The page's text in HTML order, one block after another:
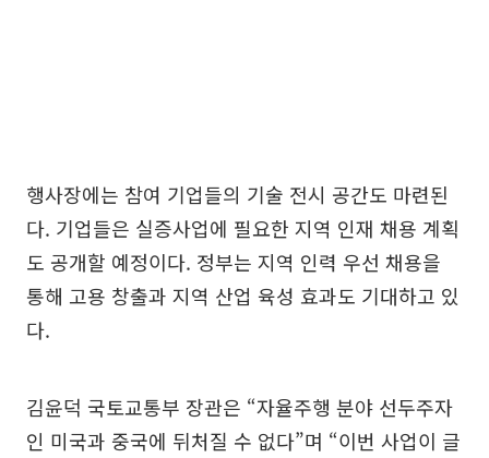
행사장에는 참여 기업들의 기술 전시 공간도 마련된
다. 기업들은 실증사업에 필요한 지역 인재 채용 계획
도 공개할 예정이다. 정부는 지역 인력 우선 채용을
통해 고용 창출과 지역 산업 육성 효과도 기대하고 있
다.
김윤덕 국토교통부 장관은 “자율주행 분야 선두주자
인 미국과 중국에 뒤처질 수 없다”며 “이번 사업이 글